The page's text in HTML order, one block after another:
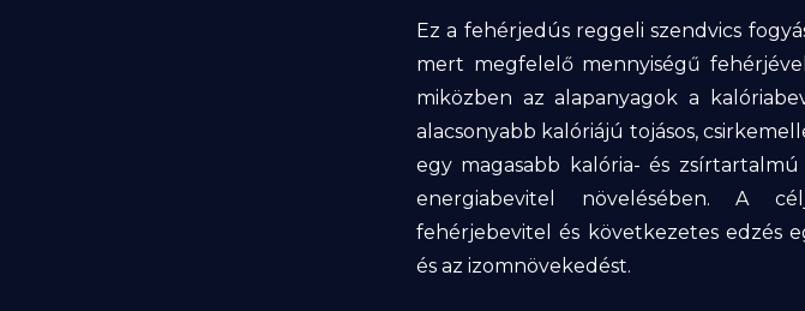
Ez a fehérjedús reggeli szendvics
mert megfelelő mennyiségű
miközben az alapanyagok a
alacsonyabb kalóriájú tojásos,
egy magasabb kalória- és
energiabevitel növelésében. A
fehérjebevitel és következetes edzés
és az izomnövekedést.